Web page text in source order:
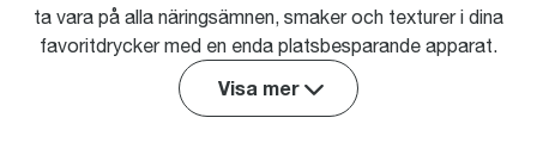
ta vara på alla näringsämnen, smaker och texturer i dina
favoritdrycker med en enda platsbesparande apparat.
Visa mer